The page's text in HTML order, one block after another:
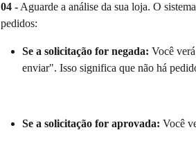
04 - Aguarde a análise da sua loja. O
pedidos:
Se a solicitação for negada: Você
enviar". Isso significa que não há
Se a solicitação for aprovada: Você